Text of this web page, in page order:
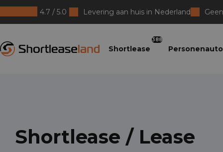
4.7 / 5.0 Levering aan huis in Nederland
Shortlease
388
Shortlease / Lease